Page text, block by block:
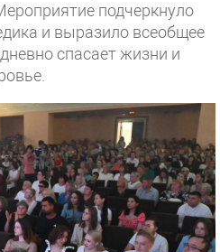
подчеркнуло
и выразило всеобщее
спасает жизни и